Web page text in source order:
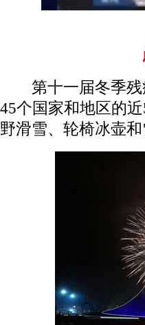
第十一届冬季残
45个国家和地区的
野滑雪、轮椅冰壶